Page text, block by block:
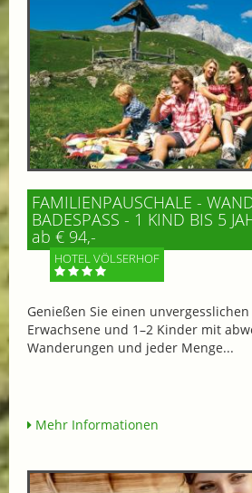
FAMILIENPAUSCHALE -
BADESPASS - 1 KIND BIS 5
ab € 94,-
HOTEL VÖLSERHOF
Genießen Sie einen
Erwachsene und 1–2 Kinder mit
Wanderungen und jeder Menge...
Mehr Informationen